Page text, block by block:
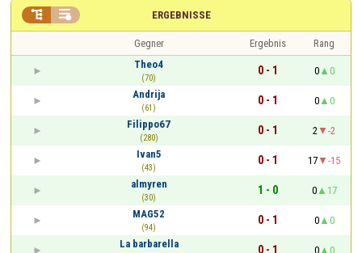
ERGEBNISSE
 
Gegner Ergebnis
Rang
Theo4
(70)
0 - 1 0
0
Andrija
(61)
0 - 1 0
0
Filippo67
(280)
0 - 1 2
-2
Ivan5
(43)
0 - 1 17
-15
almyren
(30)
1 - 0 0
17
MAG52
(94)
0 - 1 0
0
La barbarella
0 - 1 0
0